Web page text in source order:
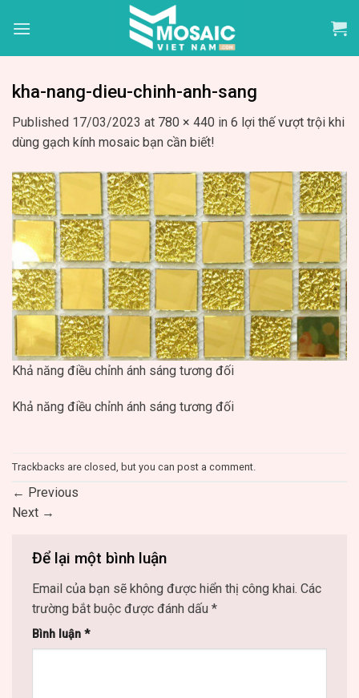
kha-nang-dieu-chinh-anh-sang
Published 17/03/2023 at 780 × 440 in 6 lợi thế vượt trội khi
dùng gạch kính mosaic bạn cần biết!
Khả năng điều chỉnh ánh sáng tương đối
Khả năng điều chỉnh ánh sáng tương đối
Trackbacks are closed, but you can post a comment
← Previous
Next →
Để lại một bình luận
Email của bạn sẽ không được hiển thị công khai. Các
trường bắt buộc được đánh dấu *
Bình luận *